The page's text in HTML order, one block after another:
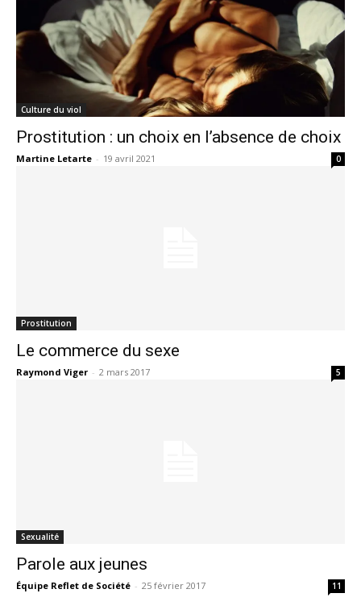
Culture du viol
Prostitution : un choix en l’absence de choix
Martine Letarte - 19 avril 2021 0
Prostitution
Le commerce du sexe
Raymond Viger - 2 mars 2017 5
Sexualité
Parole aux jeunes
Équipe Reflet de Société - 25 février 2017 11